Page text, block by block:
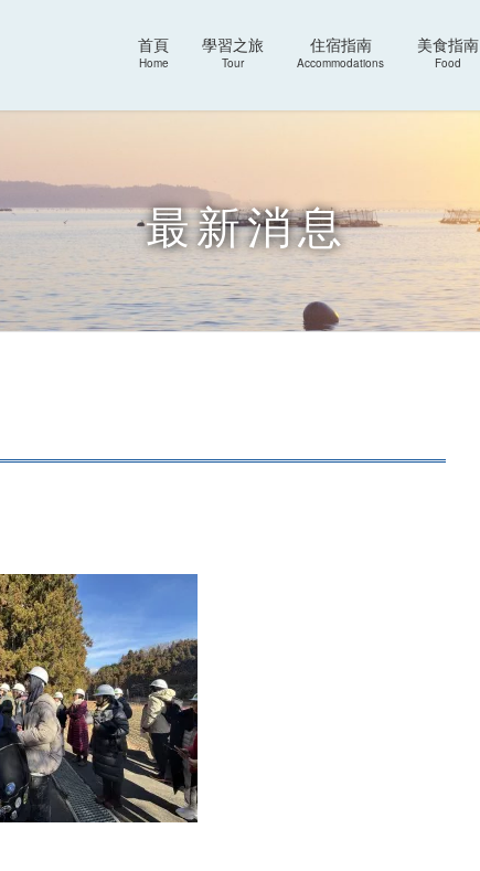
首頁
Home
學習之旅
Tour
住宿指南
Accommodations
美食指南
Food
最新消息